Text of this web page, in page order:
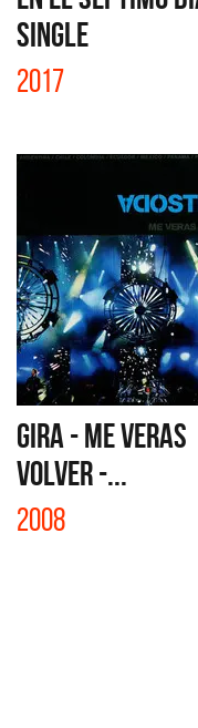
SINGLE
2017
GIRA - ME VERAS
VOLVER -...
2008